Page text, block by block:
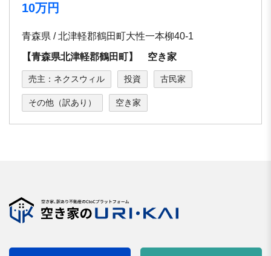
10万円
青森県 / 北津軽郡鶴田町大性一本柳40-1
【青森県北津軽郡鶴田町】 空き家
売主：ネクスウィル 投資 古民家
その他（訳あり） 空き家